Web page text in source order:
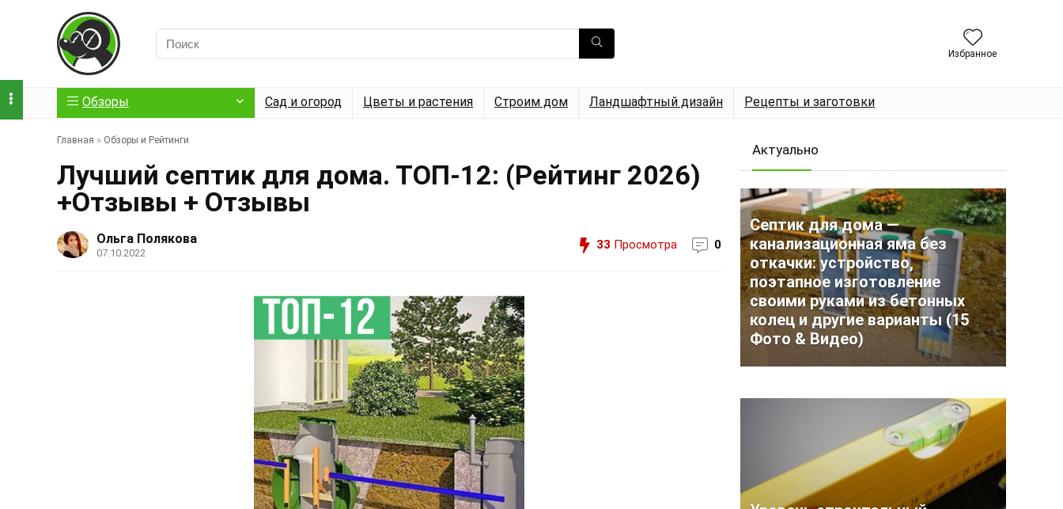
Избранное
Обзоры Сад и огород Цветы и растения Строим дом Ландшафтный дизайн Рецепты и заготовки
Главная » Обзоры и Рейтинги
Лучший септик для дома. ТОП-12: (Рейтинг 2026)
+Отзывы + Отзывы
Ольга Полякова
07.10.2022
33 Просмотра 0
Актуально
Септик для дома —
канализационная яма без
откачки: устройство,
поэтапное изготовление
своими руками из бетонных
колец и другие варианты (15
Фото & Видео)